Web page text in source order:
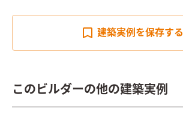
建築実例を保存する
このビルダーの他の建築実例